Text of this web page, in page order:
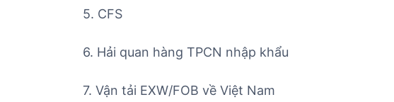
5. CFS
6. Hải quan hàng TPCN nhập khẩu
7. Vận tải EXW/FOB về Việt Nam